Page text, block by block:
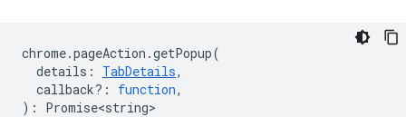
chrome.pageAction .getPopup(
details : TabDetails,
callback? : function,
) : Promise<string>